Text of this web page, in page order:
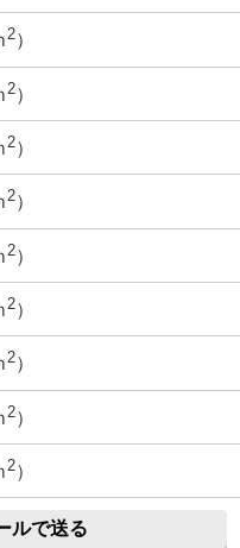
2）
2）
2）
2）
2）
2）
2）
2）
2）
ルで送る